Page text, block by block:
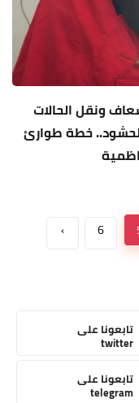
ونقل الحالات
خطة طوارئ
6
›
تابعونا على
twitter
تابعونا على
telegram